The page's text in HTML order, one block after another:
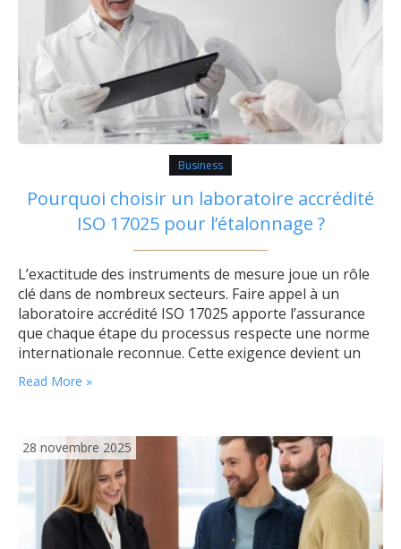
Business
Pourquoi choisir un laboratoire accrédité
ISO 17025 pour l’étalonnage ?
L’exactitude des instruments de mesure joue un rôle
clé dans de nombreux secteurs. Faire appel à un
laboratoire accrédité ISO 17025 apporte l’assurance
que chaque étape du processus respecte une norme
internationale reconnue. Cette exigence devient un
véritable atout lorsqu’il s’agit d’obtenir une qualité des
analyses irréprochable et une fiabilité des résultats
Read More »
28 novembre 2025